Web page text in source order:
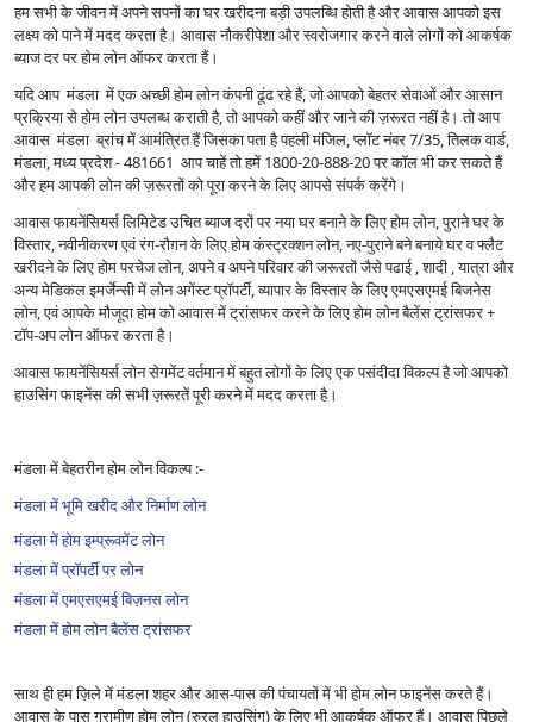
हम सभी के जीवन में अपने सपनों का घर खरीदना बड़ी उपलब्धि होती है और आवास आपको इस
लक्ष्य को पाने में मदद करता है। आवास नौकरीपेशा और स्वरोजगार करने वाले लोगों को आकर्षक
ब्याज दर पर होम लोन ऑफर करता हैं।
यदि आप मंडला में एक अच्छी होम लोन कंपनी ढूंढ रहे हैं, जो आपको बेहतर सेवाओं और आसान
प्रक्रिया से होम लोन उपलब्ध कराती है, तो आपको कहीं और जाने की ज़रूरत नहीं है। तो आप
आवास मंडला ब्रांच में आमंत्रित हैं जिसका पता है पहली मंजिल, प्लॉट नंबर 7/35, तिलक वार्ड,
मंडला, मध्य प्रदेश - 481661 आप चाहें तो हमें 1800-20-888-20 पर कॉल भी कर सकते हैं
और हम आपकी लोन की ज़रूरतों को पूरा करने के लिए आपसे संपर्क करेंगे।
आवास फायनेंसियर्स लिमिटेड उचित ब्याज दरों पर नया घर बनाने के लिए होम लोन, पुराने घर के
विस्तार, नवीनीकरण एवं रंग-रौग़न के लिए होम कंस्ट्रक्शन लोन, नए-पुराने बने बनाये घर व फ्लैट
खरीदने के लिए होम परचेज लोन, अपने व अपने परिवार की जरूरतों जैसे पढाई , शादी , यात्रा और
अन्य मेडिकल इमर्जेन्सी में लोन अगेंस्ट प्रॉपर्टी, व्यापार के विस्तार के लिए एमएसएमई बिजनेस
लोन, एवं आपके मौजूदा होम को आवास में ट्रांसफर करने के लिए होम लोन बैलेंस ट्रांसफर +
टॉप-अप लोन ऑफर करता है।
आवास फायनेंसियर्स लोन सेगमेंट वर्तमान में बहुत लोगों के लिए एक पसंदीदा विकल्प है जो आपको
हाउसिंग फाइनेंस की सभी ज़रूरतें पूरी करने में मदद करता है।
मंडला में बेहतरीन होम लोन विकल्प :-
मंडला में भूमि खरीद और निर्माण लोन
मंडला में होम इम्प्रूवमेंट लोन
मंडला में प्रॉपर्टी पर लोन
मंडला में एमएसएमई बिज़नस लोन
मंडला में होम लोन बैलेंस ट्रांसफर
साथ ही हम ज़िले में मंडला शहर और आस-पास की पंचायतों में भी होम लोन फाइनेंस करते हैं।
आवास के पास ग्रामीण होम लोन (रुरल हाउसिंग) के लिए भी आकर्षक ऑफर हैं। आवास पिछले